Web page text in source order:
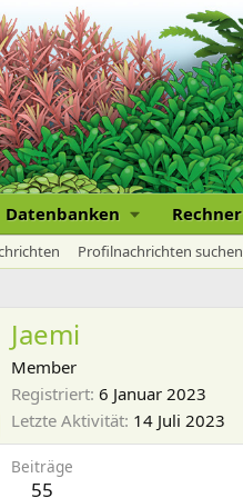
Datenbanken Rechner
Profilnachrichten suchen
Jaemi
Member
Registriert 6 Januar 2023
Letzte Aktivität 14 Juli 2023
Beiträge
55